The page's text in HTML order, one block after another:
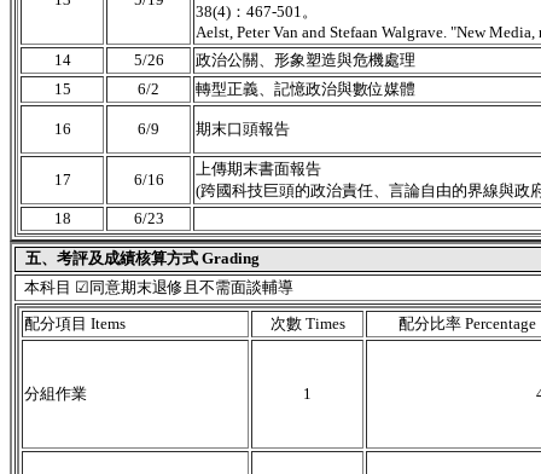
38(4)：467-501。
Aelst, Peter Van and Stefaan Walgrave. "New
14
5/26
政治公關、形象塑造與危機處理
15
6/2 轉型正義、記憶政治與數位媒體
16 6/9 期末口頭報告
17 6/16
上傳期末書面報告
(跨國科技巨頭的政治責任、言論自由的界線與政
18
6/23
五、考評及成績核算方式 Grading
本科目 ☑同意期末退修且不需面談輔導
配分項目 Items
次數 Times 配分比率 Percentage
分組作業 1